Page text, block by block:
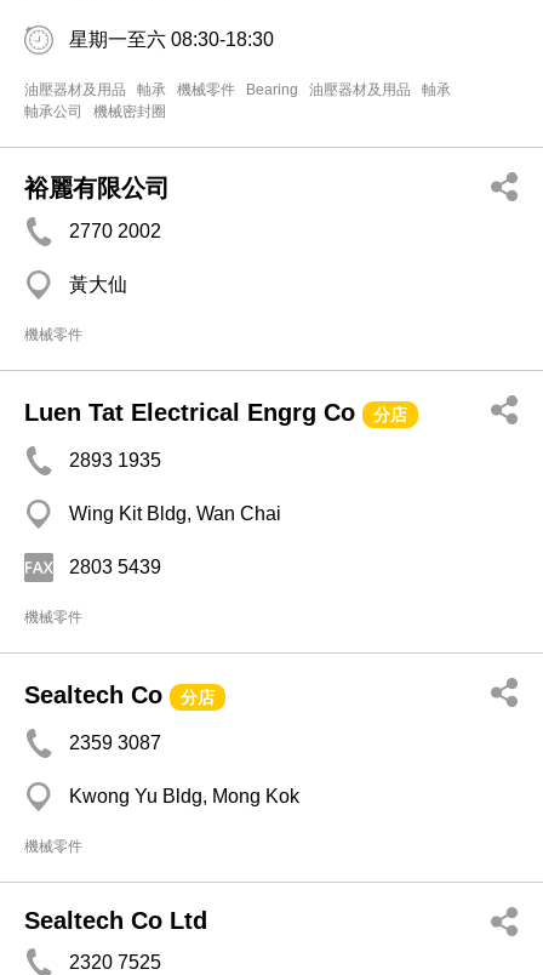
星期一至六 08:30-18:30
油壓器材及用品 軸承 機械零件 Bearing 油壓器材及用品
軸承
軸承公司
機械密封圈
裕麗有限公司
2770 2002
黃大仙
機械零件
Luen Tat Electrical Engrg Co 分店
2893 1935
Wing Kit Bldg, Wan Chai
2803 5439
機械零件
Sealtech Co 分店
2359 3087
Kwong Yu Bldg, Mong Kok
機械零件
Sealtech Co Ltd
2320 7525